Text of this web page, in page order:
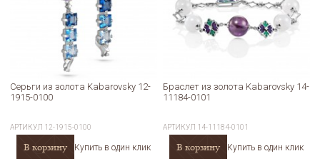
Серьги из золота Kabarovsky 12-
1915-0100
АРТИКУЛ 12-1915-0100
В корзину Купить в один клик
Браслет из золота Kabarovsky 14-
11184-0101
АРТИКУЛ 14-11184-0101
В корзину Купить в один клик